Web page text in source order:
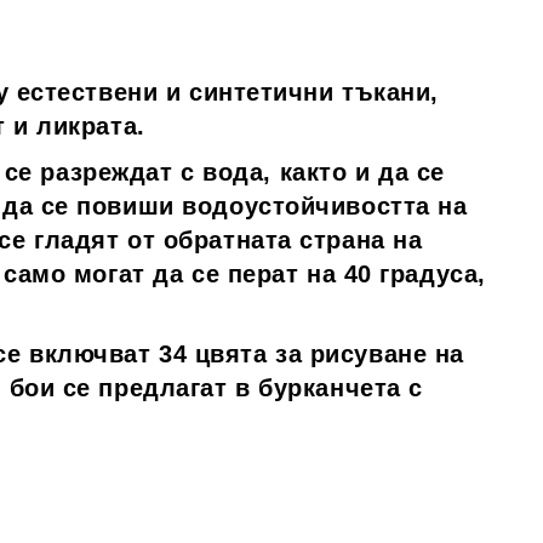
и синтетични тъкани,
и ликрата.
разреждат с вода, както и да се
се повиши водоустойчивостта на
гладят от обратната страна на
могат да се перат на 40 градуса,
включват 34 цвята за рисуване на
се предлагат в бурканчета с